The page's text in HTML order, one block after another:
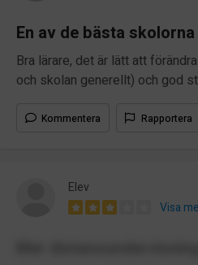
En av de bästa skolorna
Bra lärare, det är lätt att
och skolan generellt) och god
Kommentera Rapportera
Elev
Visa